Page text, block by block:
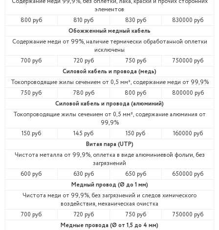
элементов
800 руб
810 руб 830 руб
830000 руб
Обожженный медный кабель
Содержание меди от 99%, наличие термически обработанной оплетки
исключены
700 руб
720 руб 750 руб
750000 руб
Силовой кабель и провода (медь)
Токопроводящие жилы сечением от 0,5 мм², содержание меди от 99,9%
750 руб
780 руб 800 руб
800000 руб
Силовой кабель и провода (алюминий)
Токопроводящие жилы сечением от 0,5 мм², содержание алюминия от
99,9%
150 руб
145 руб 150 руб
160000 руб
Витая пара (UTP)
Чистота металла от 99,9%, оплетка в виде алюминиевой фольги, без
загрязнений
600 руб
630 руб 650 руб
650000 руб
Медный провод (Ø до 1 мм)
Чистота меди от 99,9%, без загрязнений и следов химического
воздействия, механическая очистка
700 руб
720 руб 750 руб
750000 руб
Медные провода (Ø от 1,5 до 4 мм)